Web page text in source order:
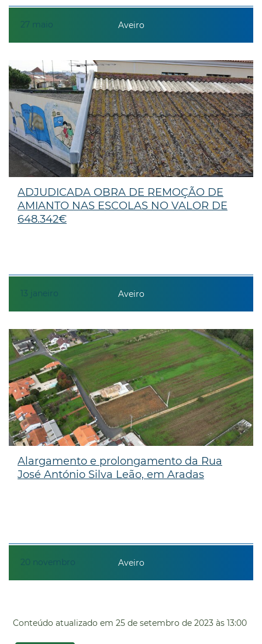
27 maio Aveiro
13 janeiro
ADJUDICADA OBRA DE REMOÇÃO DE
AMIANTO NAS ESCOLAS NO VALOR DE
648.342€
Aveiro
20 novembro
Alargamento e prolongamento da Rua
José António Silva Leão, em Aradas
Aveiro
Conteúdo atualizado em 25 de setembro de 2023 às 13:00